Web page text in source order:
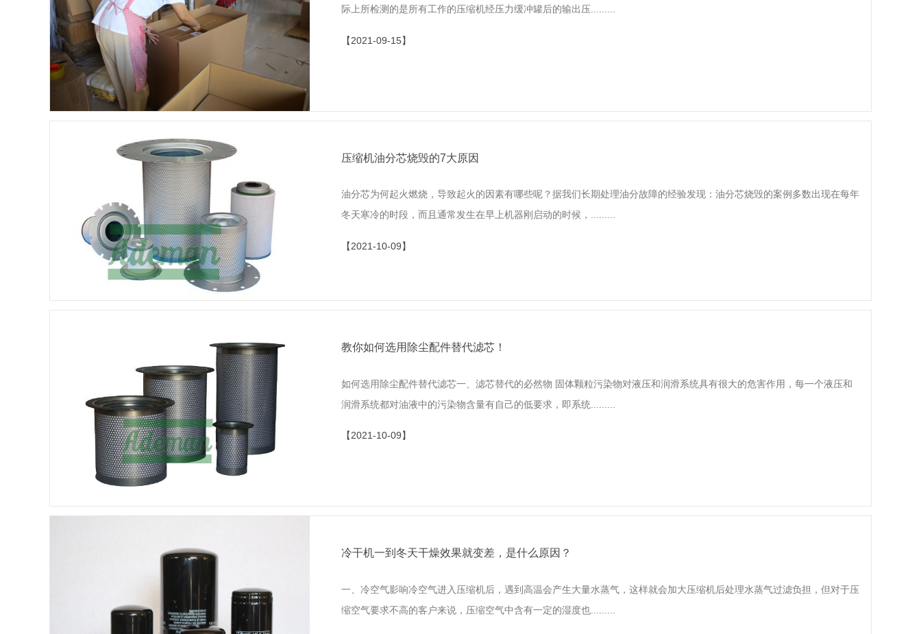
际上所检测的是所有工作的压缩机经压力缓冲罐后的输出压.........
【2021-09-15】
压缩机油分芯烧毁的7大原因
油分芯为何起火燃烧，导致起火的因素有哪些呢？据我们长期处理油分故障的经验发现：油分芯烧毁的案例多数出现在每年
冬天寒冷的时段，而且通常发生在早上机器刚启动的时候，.........
【2021-10-09】
教你如何选用除尘配件替代滤芯！
如何选用除尘配件替代滤芯一、滤芯替代的必然物 固体颗粒污染物对液压和润滑系统具有很大的危害作用，每一个液压和
润滑系统都对油液中的污染物含量有自己的低要求，即系统.........
【2021-10-09】
冷干机一到冬天干燥效果就变差，是什么原因？
一、冷空气影响冷空气进入压缩机后，遇到高温会产生大量水蒸气，这样就会加大压缩机后处理水蒸气过滤负担，但对于压
缩空气要求不高的客户来说，压缩空气中含有一定的湿度也.........